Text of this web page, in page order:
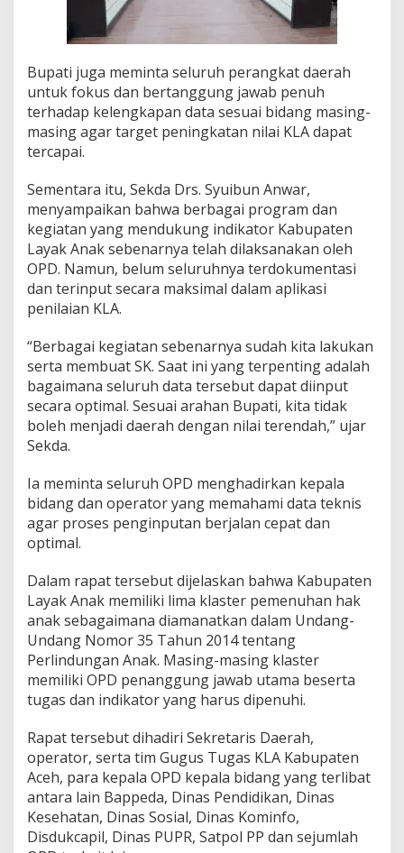
k
a
k
Bupati juga meminta seluruh perangkat daerah
untuk fokus dan bertanggung jawab penuh
terhadap kelengkapan data sesuai bidang masing-
masing agar target peningkatan nilai KLA dapat
tercapai.
Sementara itu, Sekda Drs. Syuibun Anwar,
menyampaikan bahwa berbagai program dan
kegiatan yang mendukung indikator Kabupaten
Layak Anak sebenarnya telah dilaksanakan oleh
OPD. Namun, belum seluruhnya terdokumentasi
dan terinput secara maksimal dalam aplikasi
penilaian KLA.
“Berbagai kegiatan sebenarnya sudah kita lakukan
serta membuat SK. Saat ini yang terpenting adalah
bagaimana seluruh data tersebut dapat diinput
secara optimal. Sesuai arahan Bupati, kita tidak
boleh menjadi daerah dengan nilai terendah,” ujar
Sekda.
Ia meminta seluruh OPD menghadirkan kepala
bidang dan operator yang memahami data teknis
agar proses penginputan berjalan cepat dan
optimal.
Dalam rapat tersebut dijelaskan bahwa Kabupaten
Layak Anak memiliki lima klaster pemenuhan hak
anak sebagaimana diamanatkan dalam Undang-
Undang Nomor 35 Tahun 2014 tentang
Perlindungan Anak. Masing-masing klaster
memiliki OPD penanggung jawab utama beserta
tugas dan indikator yang harus dipenuhi.
Rapat tersebut dihadiri Sekretaris Daerah,
operator, serta tim Gugus Tugas KLA Kabupaten
Aceh, para kepala OPD kepala bidang yang terlibat
antara lain Bappeda, Dinas Pendidikan, Dinas
Kesehatan, Dinas Sosial, Dinas Kominfo,
Disdukcapil, Dinas PUPR, Satpol PP dan sejumlah